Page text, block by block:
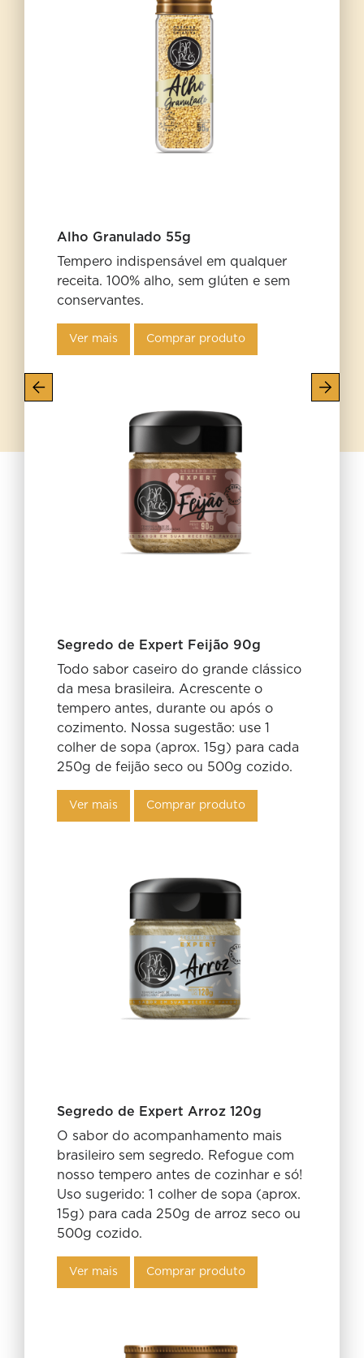
Alho Granulado 55g
Tempero indispensável em qualquer
receita. 100% alho, sem glúten e sem
conservantes.
Ver mais Comprar produto
Segredo de Expert Feijão 90g
Todo sabor caseiro do grande clássico
da mesa brasileira. Acrescente o
tempero antes, durante ou após o
cozimento. Nossa sugestão: use 1
colher de sopa (aprox. 15g) para cada
250g de feijão seco ou 500g cozido.
Ver mais Comprar produto
Segredo de Expert Arroz 120g
O sabor do acompanhamento mais
brasileiro sem segredo. Refogue com
nosso tempero antes de cozinhar e só!
Uso sugerido: 1 colher de sopa (aprox.
15g) para cada 250g de arroz seco ou
500g cozido.
Ver mais Comprar produto